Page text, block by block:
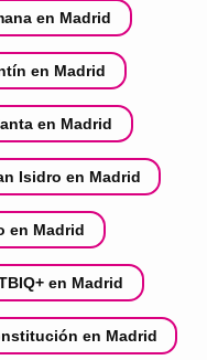
en Madrid
en Madrid
en Madrid
Isidro en Madrid
en Madrid
en Madrid
en Madrid